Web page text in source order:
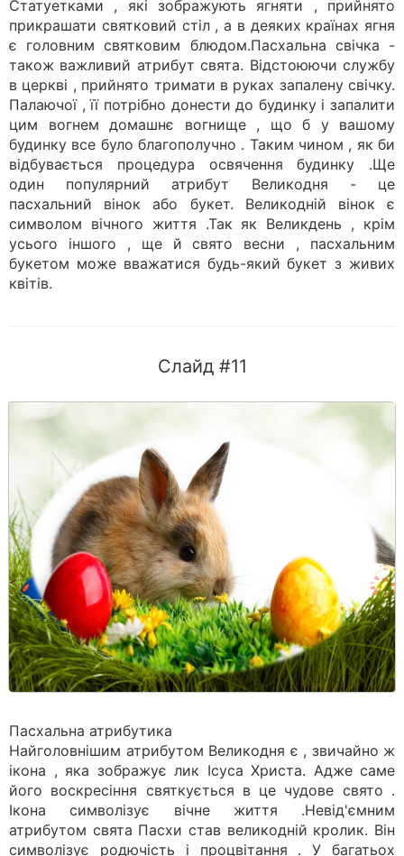
Статуетками , які зображують ягняти , прийнято
прикрашати святковий стіл , а в деяких країнах ягня
є головним святковим блюдом.Пасхальна свічка -
також важливий атрибут свята. Відстоюючи службу
в церкві , прийнято тримати в руках запалену свічку.
Палаючої , її потрібно донести до будинку і запалити
цим вогнем домашнє вогнище , що б у вашому
будинку все було благополучно . Таким чином , як би
відбувається процедура освячення будинку .Ще
один популярний атрибут Великодня - це
пасхальний вінок або букет. Великодній вінок є
символом вічного життя .Так як Великдень , крім
усього іншого , ще й свято весни , пасхальним
букетом може вважатися будь-який букет з живих
квітів.
Слайд #11
Пасхальна атрибутика
Найголовнішим атрибутом Великодня є , звичайно ж
ікона , яка зображує лик Ісуса Христа. Адже саме
його воскресіння святкується в це чудове свято .
Ікона символізує вічне життя .Невід'ємним
атрибутом свята Пасхи став великодній кролик. Він
символізує родючість і процвітання . У багатьох